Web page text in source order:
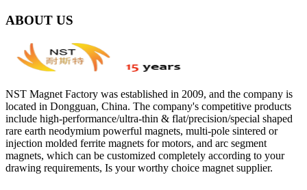
ABOUT US
NST Magnet Factory was established in 2009, and the company is
located in Dongguan, China. The company's competitive products
include high-performance/ultra-thin & flat/precision/special shaped
rare earth neodymium powerful magnets, multi-pole sintered or
injection molded ferrite magnets for motors, and arc segment
magnets, which can be customized completely according to your
drawing requirements, Is your worthy choice magnet supplier.